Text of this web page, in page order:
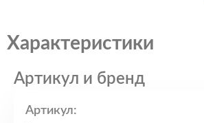
Характеристики
Артикул и бренд
Артикул: